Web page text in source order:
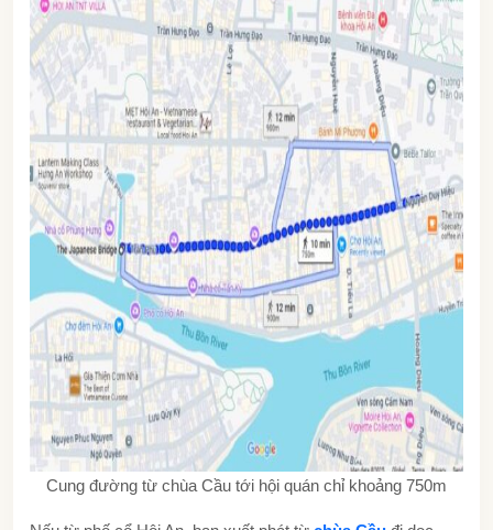
Cung đường từ chùa Cầu tới hội quán chỉ khoảng 750m